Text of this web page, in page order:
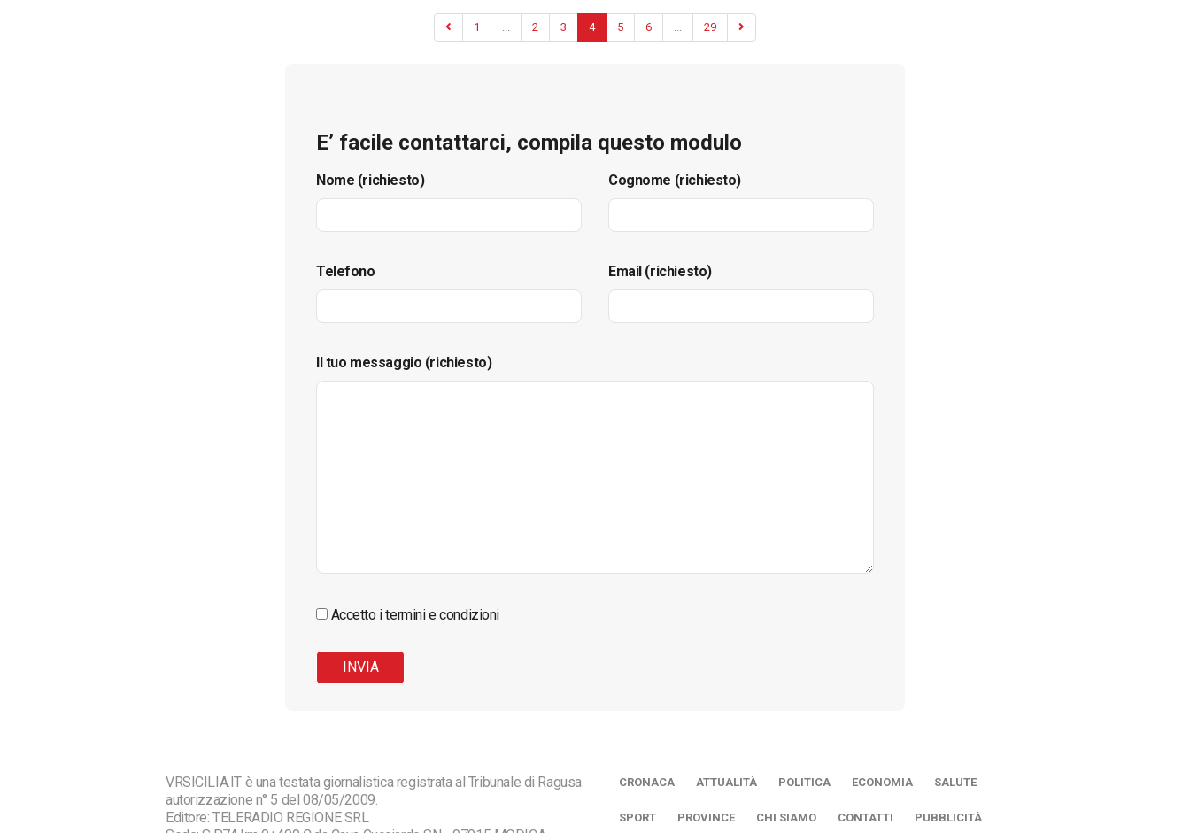
1 2 3 4 5 6 29
E’ facile contattarci, compila questo modulo
Nome (richiesto) Cognome (richiesto)
Telefono Email (richiesto)
Il tuo messaggio (richiesto)
Accetto i termini e condizioni
VRSICILIA.IT è una testata giornalistica registrata al Tribunale di Ragusa
autorizzazione n° 5 del 08/05/2009.
Editore: TELERADIO REGIONE SRL
CRONACA ATTUALITÀ POLITICA ECONOMIA SALUTE
SPORT PROVINCE CHI SIAMO CONTATTI PUBBLICITÀ